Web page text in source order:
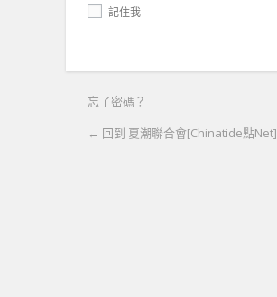
記住我
忘了密碼？
← 回到 夏潮聯合會[Chinatide點Net]